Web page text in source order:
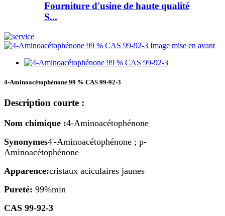
Fourniture d'usine de haute qualité
S...
4-Aminoacétophénone 99 % CAS 99-92-3
Description courte :
Nom chimique :4-Aminoacétophénone
Synonymes4'-Aminoacétophénone ; p-
Aminoacétophénone
Apparence:cristaux aciculaires jaunes
Pureté: 99%min
CAS 99-92-3